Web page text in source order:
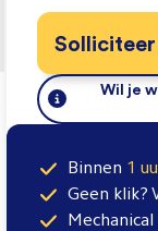
Wil je
Binnen 1
Geen klik?